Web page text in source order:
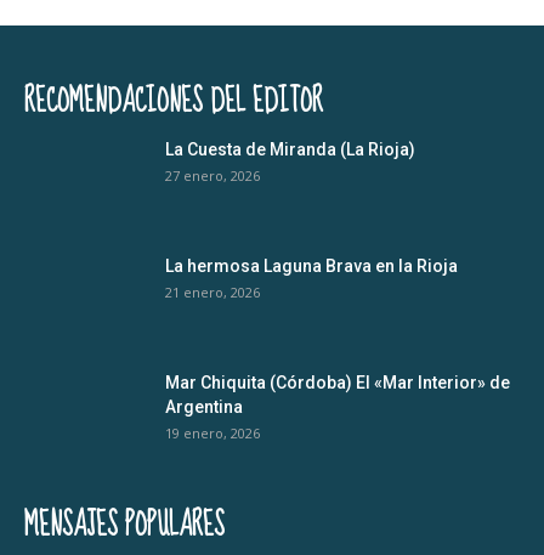
RECOMENDACIONES DEL EDITOR
La Cuesta de Miranda (La Rioja)
27 enero, 2026
La hermosa Laguna Brava en la Rioja
21 enero, 2026
Mar Chiquita (Córdoba) El «Mar Interior» de
Argentina
19 enero, 2026
MENSAJES POPULARES